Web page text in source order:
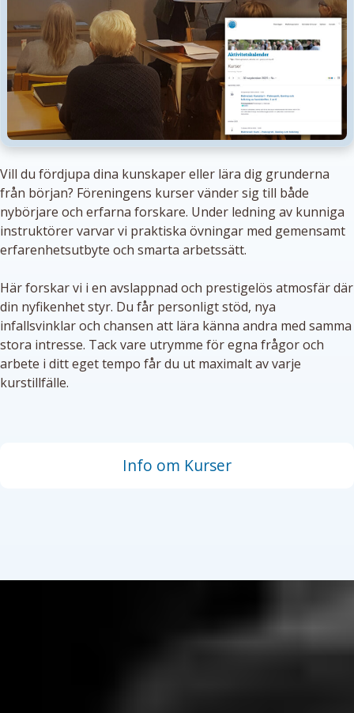
Vill du fördjupa dina kunskaper eller lära dig grunderna
från början? Föreningens kurser vänder sig till både
nybörjare och erfarna forskare. Under ledning av kunniga
instruktörer varvar vi praktiska övningar med gemensamt
erfarenhetsutbyte och smarta arbetssätt.
Här forskar vi i en avslappnad och prestigelös atmosfär där
din nyfikenhet styr. Du får personligt stöd, nya
infallsvinklar och chansen att lära känna andra med samma
stora intresse. Tack vare utrymme för egna frågor och
arbete i ditt eget tempo får du ut maximalt av varje
kurstillfälle.
Info om Kurser